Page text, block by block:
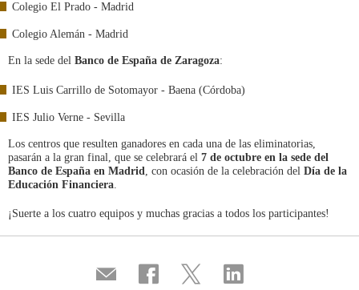
Colegio El Prado - Madrid
Colegio Alemán - Madrid
En la sede del Banco de España de Zaragoza:
IES Luis Carrillo de Sotomayor - Baena (Córdoba)
IES Julio Verne - Sevilla
Los centros que resulten ganadores en cada una de las eliminatorias,
pasarán a la gran final, que se celebrará el 7 de octubre en la sede del
Banco de España en Madrid, con ocasión de la celebración del Día de la
Educación Financiera.
¡Suerte a los cuatro equipos y muchas gracias a todos los participantes!
Compartir
por
Share
on
Share
on
Share
on